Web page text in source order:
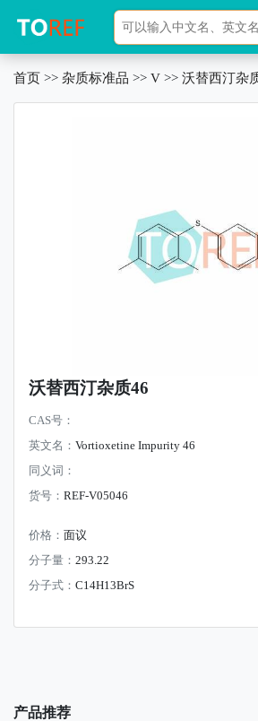
首页 >> 杂质标准品 >> V >> 沃替西汀杂
沃替西汀杂质46
CAS号：
英文名： Vortioxetine Impurity 46
同义词：
货号： REF-V05046
价格： 面议
分子量： 293.22
分子式： C14H13BrS
产品推荐